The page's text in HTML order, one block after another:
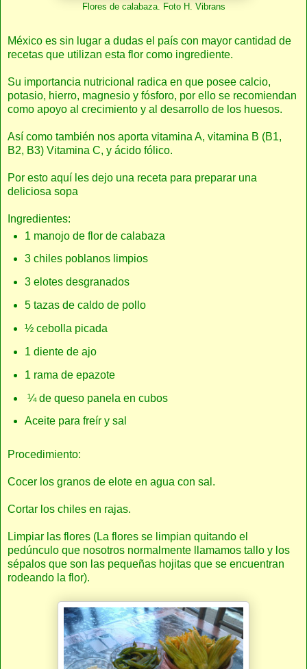
Flores de calabaza. Foto H. Vibrans
México es sin lugar a dudas el país con mayor cantidad de
recetas que utilizan esta flor como ingrediente.
Su importancia nutricional radica en que posee calcio,
potasio, hierro, magnesio y fósforo, por ello se recomiendan
como apoyo al crecimiento y al desarrollo de los huesos.
Así como también nos aporta vitamina A, vitamina B (B1,
B2, B3) Vitamina C, y ácido fólico.
Por esto aquí les dejo una receta para preparar una
deliciosa sopa
Ingredientes:
1 manojo de flor de calabaza
3 chiles poblanos limpios
3 elotes desgranados
5 tazas de caldo de pollo
½ cebolla picada
1 diente de ajo
1 rama de epazote
¼ de queso panela en cubos
Aceite para freír y sal
Procedimiento:
Cocer los granos de elote en agua con sal.
Cortar los chiles en rajas.
Limpiar las flores (La flores se limpian quitando el
pedúnculo que nosotros normalmente llamamos tallo y los
sépalos que son las pequeñas hojitas que se encuentran
rodeando la flor).